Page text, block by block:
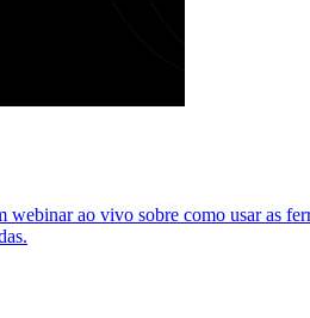
ao vivo sobre como usar as